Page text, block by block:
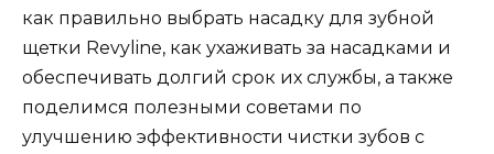
как правильно выбрать насадку для зубной
щетки Revyline, как ухаживать за насадками и
обеспечивать долгий срок их службы, а также
поделимся полезными советами по
улучшению эффективности чистки зубов с